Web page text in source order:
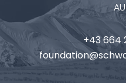
+43 664